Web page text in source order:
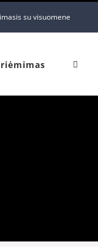
su visuomene